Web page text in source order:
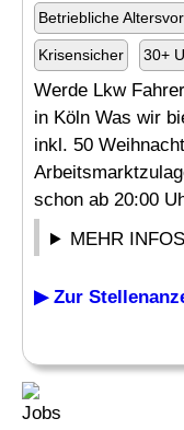
Betriebliche
Krisensicher 30+
Werde Lkw Fahrer
in Köln Was wir
inkl. 50
schon ab 20:00
MEHR
▶ Zur